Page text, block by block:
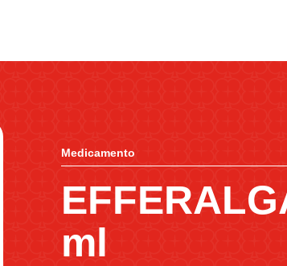
Medicamento
ml